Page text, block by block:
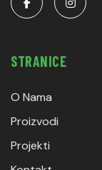
STRANICE
O Nama
Proizvodi
Projekti